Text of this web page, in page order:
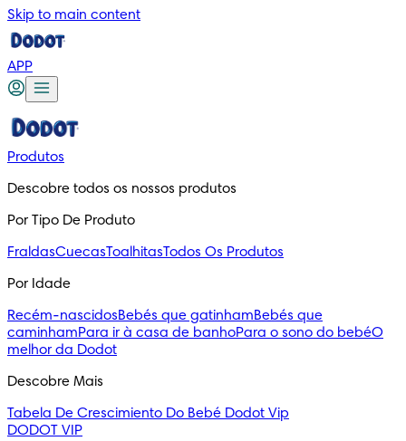
Skip to main content
APP
Produtos
Descobre todos os nossos produtos
Por Tipo De Produto
FraldasCuecasToalhitasTodos Os Produtos
Por Idade
Recém-nascidosBebés que gatinhamBebés que
caminhamPara ir à casa de banhoPara o sono do bebéO
melhor da Dodot
Descobre Mais
Tabela De Crescimiento Do Bebé Dodot Vip
DODOT VIP